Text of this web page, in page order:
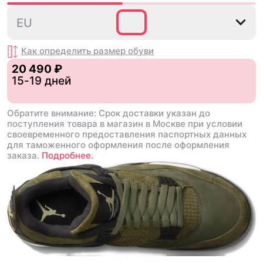
42.5
EU
Как определить размер обуви
20 490 ₽
15-19 дней
Обратите внимание: Срок доставки указан до
поступления товара в магазин в Москве при условии
своевременного предоставления паспортных данных
для таможенного оформления после оформления
заказа. Подробнее.